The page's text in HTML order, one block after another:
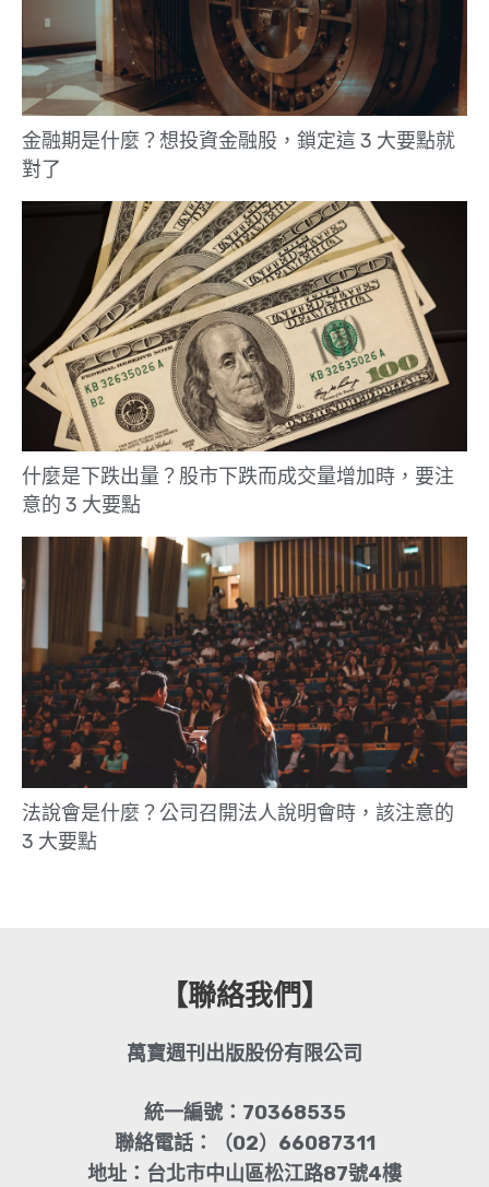
金融期是什麼？想投資金融股，鎖定這 3 大要點就
對了
什麼是下跌出量？股市下跌而成交量增加時，要注
意的 3 大要點
法說會是什麼？公司召開法人說明會時，該注意的
3 大要點
【聯絡我們】
萬寶週刊出版股份有限公司
統一編號：70368535
聯絡電話：（02）66087311
地址：台北市中山區松江路87號4樓